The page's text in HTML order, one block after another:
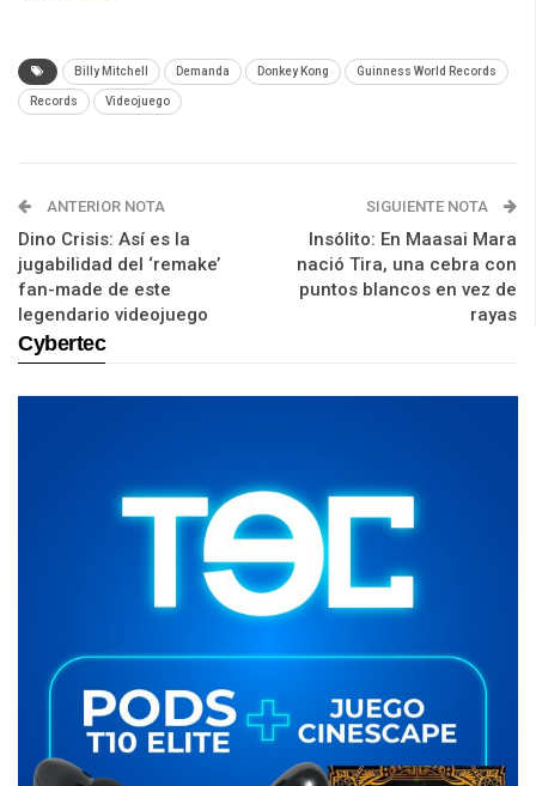
Billy Mitchell Demanda Donkey Kong Guinness World Records
Records Videojuego
ANTERIOR NOTA
Dino Crisis: Así es la
jugabilidad del ‘remake’
fan-made de este
legendario videojuego
SIGUIENTE NOTA
Insólito: En Maasai Mara
nació Tira, una cebra con
puntos blancos en vez de
rayas
Cybertec